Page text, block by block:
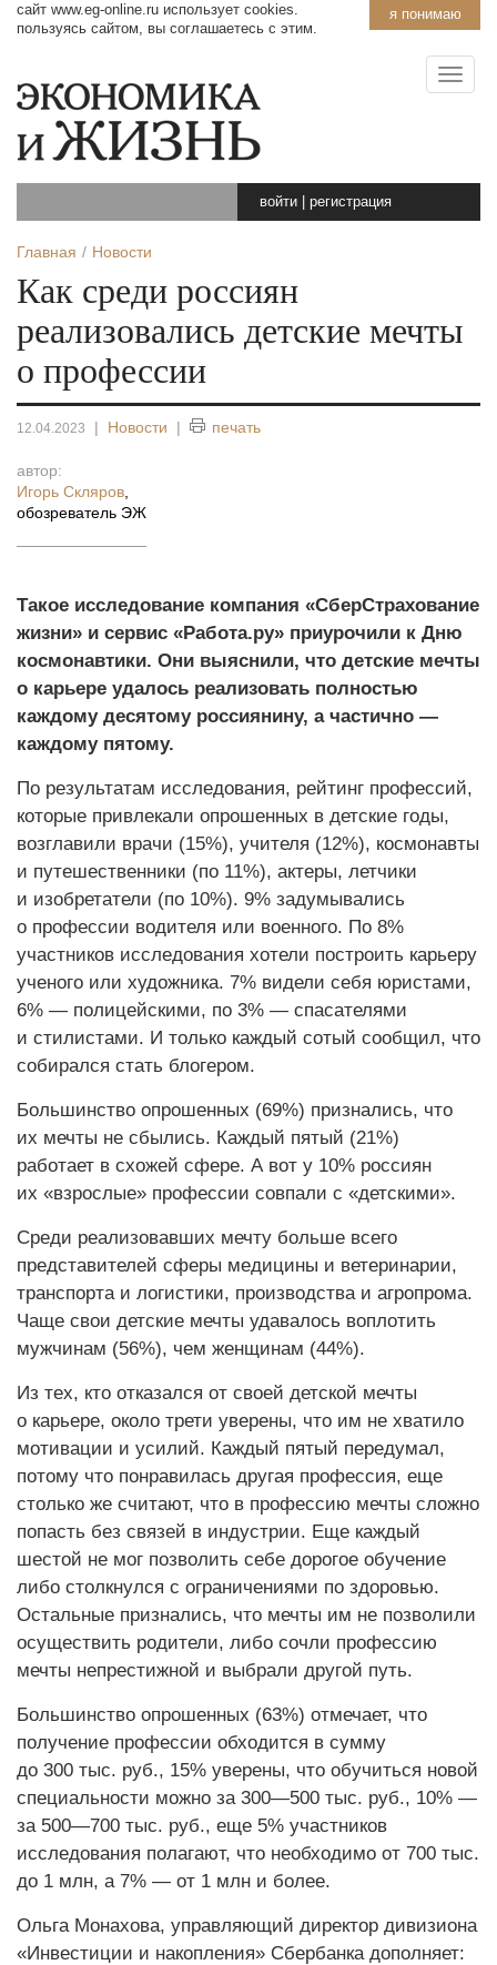
я понимаю
сайт www.eg-online.ru использует cookies.
пользуясь сайтом, вы соглашаетесь с этим.
войти регистрация
Главная Новости
Как среди россиян
реализовались детские мечты
о профессии
12.04.2023 | Новости | печать
автор:
Игорь Скляров
обозреватель ЭЖ
Такое исследование компания «СберСтрахование
жизни» и сервис «Работа.ру» приурочили к Дню
космонавтики. Они выяснили, что детские мечты
о карьере удалось реализовать полностью
каждому десятому россиянину, а частично —
каждому пятому.
По результатам исследования, рейтинг профессий,
которые привлекали опрошенных в детские годы,
возглавили врачи (15%), учителя (12%), космонавты
и путешественники (по 11%), актеры, летчики
и изобретатели (по 10%). 9% задумывались
о профессии водителя или военного. По 8%
участников исследования хотели построить карьеру
ученого или художника. 7% видели себя юристами,
6% — полицейскими, по 3% — спасателями
и стилистами. И только каждый сотый сообщил, что
собирался стать блогером.
Большинство опрошенных (69%) признались, что
их мечты не сбылись. Каждый пятый (21%)
работает в схожей сфере. А вот у 10% россиян
их «взрослые» профессии совпали с «детскими».
Среди реализовавших мечту больше всего
представителей сферы медицины и ветеринарии,
транспорта и логистики, производства и агропрома.
Чаще свои детские мечты удавалось воплотить
мужчинам (56%), чем женщинам (44%).
Из тех, кто отказался от своей детской мечты
о карьере, около трети уверены, что им не хватило
мотивации и усилий. Каждый пятый передумал,
потому что понравилась другая профессия, еще
столько же считают, что в профессию мечты сложно
попасть без связей в индустрии. Еще каждый
шестой не мог позволить себе дорогое обучение
либо столкнулся с ограничениями по здоровью.
Остальные признались, что мечты им не позволили
осуществить родители, либо сочли профессию
мечты непрестижной и выбрали другой путь.
Большинство опрошенных (63%) отмечает, что
получение профессии обходится в сумму
до 300 тыс. руб., 15% уверены, что обучиться новой
специальности можно за 300—500 тыс. руб., 10% —
за 500—700 тыс. руб., еще 5% участников
исследования полагают, что необходимо от 700 тыс.
до 1 млн, а 7% — от 1 млн и более.
Ольга Монахова, управляющий директор дивизиона
«Инвестиции и накопления» Сбербанка дополняет: